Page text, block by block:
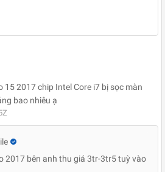
15 2017 chip Intel Core i7 bị sọc màn
bao nhiêu ạ
2017 bên anh thu giá 3tr-3tr5 tuỳ vào